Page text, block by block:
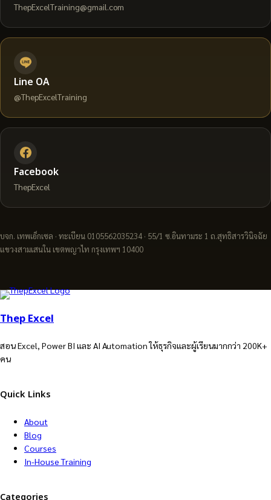
ThepExcelTraining@gmail.com
Line OA
@ThepExcelTraining
Facebook
ThepExcel
บจก. เทพเอ็กเซล · ทะเบียน 0105562035234 · 55/1 ซ.อินทามระ 1 ถ.สุทธิสารวินิจฉัย
แขวงสามเสนใน เขตพญาไท กรุงเทพฯ 10400
Thep Excel
สอน Excel, Power BI และ AI Automation ให้ธุรกิจและผู้เรียนมากกว่า 200K+
คน
Quick Links
About
Blog
Courses
In-House Training